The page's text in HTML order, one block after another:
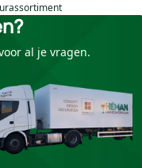
al je vragen.